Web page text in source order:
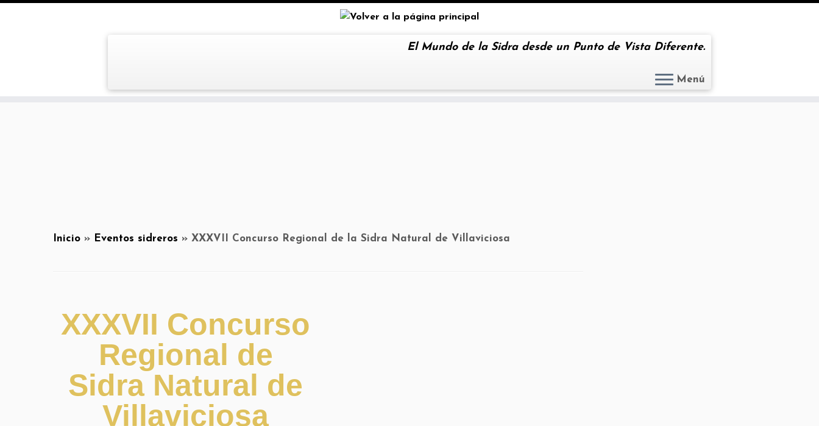
El Mundo de la Sidra desde un Punto de Vista Diferente.
Menú
Inicio » Eventos sidreros » XXXVII Concurso Regional de la Sidra Natural de Villaviciosa
XXXVII Concurso
Regional de
Sidra Natural de
Villaviciosa